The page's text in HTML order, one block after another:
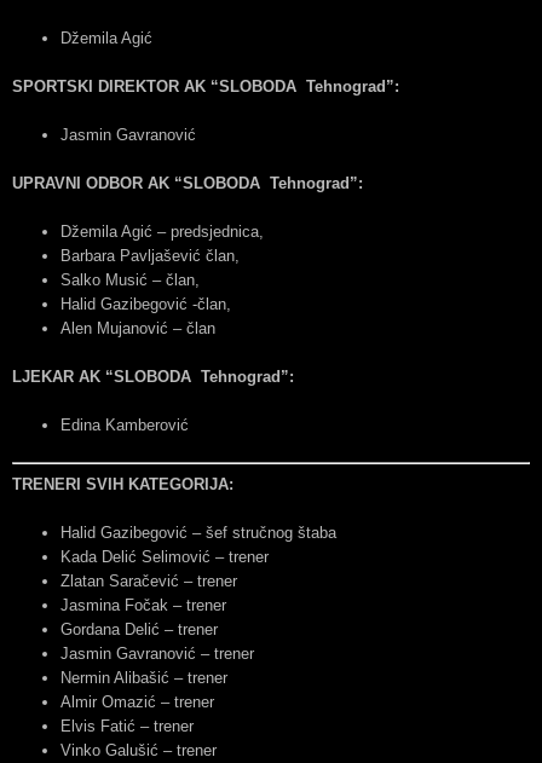
Džemila Agić
SPORTSKI DIREKTOR AK “SLOBODA Tehnograd”:
Jasmin Gavranović
UPRAVNI ODBOR AK “SLOBODA Tehnograd”:
Džemila Agić – predsjednica,
Barbara Pavljašević član,
Salko Musić – član,
Halid Gazibegović -član,
Alen Mujanović – član
LJEKAR AK “SLOBODA Tehnograd”:
Edina Kamberović
TRENERI SVIH KATEGORIJA:
Halid Gazibegović – šef stručnog štaba
Kada Delić Selimović – trener
Zlatan Saračević – trener
Jasmina Fočak – trener
Gordana Delić – trener
Jasmin Gavranović – trener
Nermin Alibašić – trener
Almir Omazić – trener
Elvis Fatić – trener
Vinko Galušić – trener